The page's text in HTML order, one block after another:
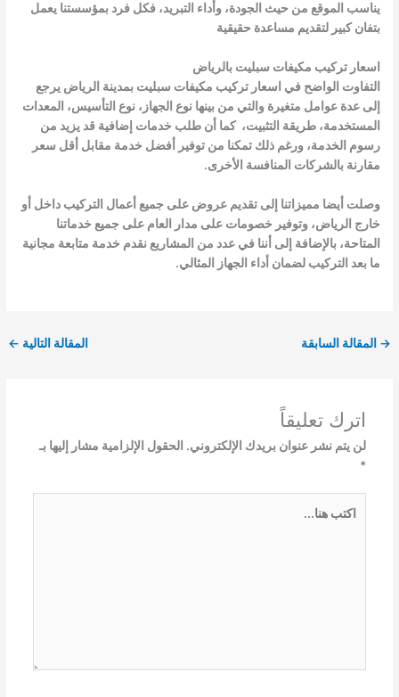
يناسب الموقع من حيث الجودة، وأداء التبريد، فكل فرد بمؤسستنا يعمل
بتفان كبير لتقديم مساعدة حقيقية
اسعار تركيب مكيفات سبليت بالرياض
التفاوت الواضح في اسعار تركيب مكيفات سبليت بمدينة الرياض يرجع
إلى عدة عوامل متغيرة والتي من بينها نوع الجهاز، نوع التأسيس، المعدات
المستخدمة، طريقة التثبيت، كما أن طلب خدمات إضافية قد يزيد من
رسوم الخدمة، ورغم ذلك تمكنا من توفير أفضل خدمة مقابل أقل سعر
مقارنة بالشركات المنافسة الأخرى.
وصلت أيضا مميزاتنا إلى تقديم عروض على جميع أعمال التركيب داخل أو
خارج الرياض، وتوفير خصومات على مدار العام على جميع خدماتنا
المتاحة، بالإضافة إلى أننا في عدد من المشاريع نقدم خدمة متابعة مجانية
ما بعد التركيب لضمان أداء الجهاز المثالي.
→ المقالة السابقة المقالة التالية ←
اترك تعليقاً
لن يتم نشر عنوان بريدك الإلكتروني. الحقول الإلزامية مشار إليها بـ
*
هنا...